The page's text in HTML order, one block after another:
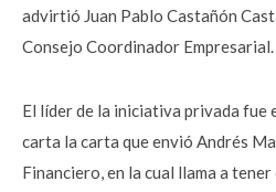
advirtió Juan Pablo Castañón
Consejo Coordinador Empresarial.
El líder de la iniciativa privada fue
carta la carta que envió Andrés
Financiero, en la cual llama a